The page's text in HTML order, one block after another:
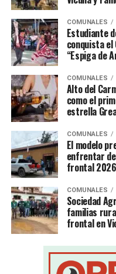
COMUNALES
Estudiante
conquista el
“Espiga de
COMUNALES
Alto del
como el
estrella
COMUNALES
El modelo
enfrentar
frontal 2026
COMUNALES
Sociedad
familias
frontal en